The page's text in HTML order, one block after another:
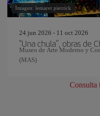
Imagen: lemaret pierrick
24 jun 2026 - 11 oct 2026
"Una chula”, obras de
Museo de Arte Moderno y
(MAS)
Consulta